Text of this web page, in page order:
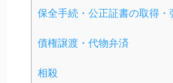
保全手続・公正証書の取得・
債権譲渡・代物弁済
相殺